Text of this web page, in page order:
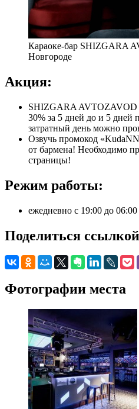
Караоке-бар SHIZGARA
Новгороде
Акция:
SHIZGARA AVTOZAVOD
30% за 5 дней до и 5 дней
затратный день можно
Озвучь промокод
от бармена! Необходимо
страницы!
Режим работы:
ежедневно с 19:00 до 06:00
Поделиться ссылкой
Фотографии места